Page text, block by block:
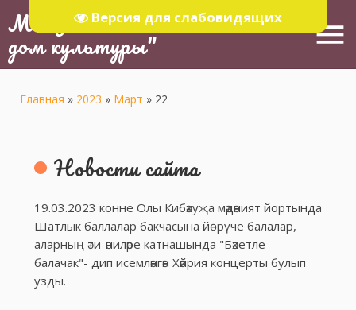
Версия для слабовидящих
МБУ "Тюлячинский Районный
дом культуры" menu
Главная » 2023 » Март » 22
Новости сайта
19.03.2023 конне Олы Кибәхуҗа мәдәният йортында
Шатлык баллалар бакчасына йөрүче балалар,
аларның әти-әниләре катнашында "Бәхетле
балачак"- дип исемләнгән Хәйрия концерты булып
узды.